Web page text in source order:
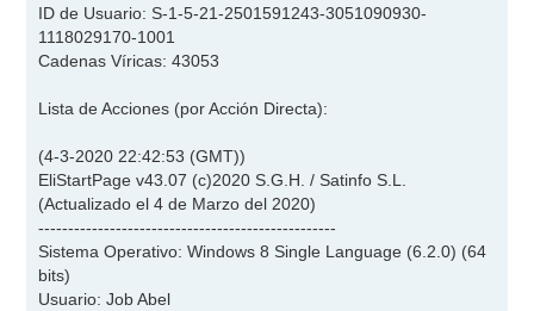
ID de Usuario: S-1-5-21-2501591243-3051090930-
1118029170-1001
Cadenas Víricas: 43053
Lista de Acciones (por Acción Directa):
(4-3-2020 22:42:53 (GMT))
EliStartPage v43.07 (c)2020 S.G.H. / Satinfo S.L.
(Actualizado el 4 de Marzo del 2020)
--------------------------------------------------
Sistema Operativo: Windows 8 Single Language (6.2.0) (64
bits)
Usuario: Job Abel